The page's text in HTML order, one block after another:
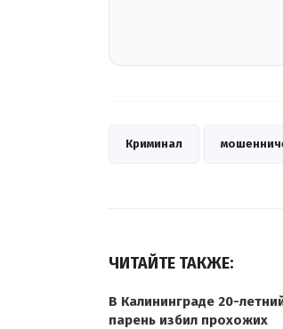
Криминал
ЧИТАЙТЕ ТАКЖЕ:
В Калининграде 20-
парень избил прохожих